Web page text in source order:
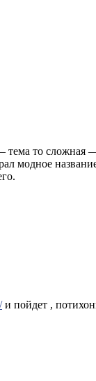
тема то
и пойдет ,